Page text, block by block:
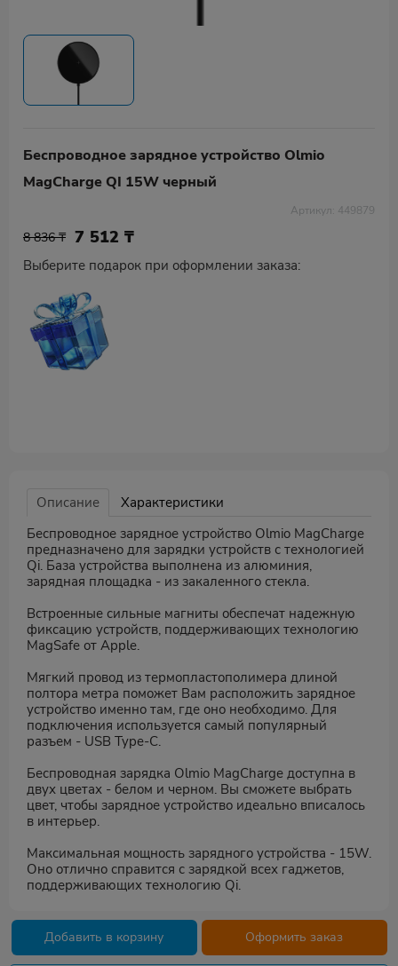
Беспроводное зарядное устройство Olmio
MagCharge QI 15W черный
Артикул: 449879
8 836 ₸ 7 512₸
Выберите подарок при оформлении заказа:
Описание
Характеристики
Беспроводное зарядное устройство Olmio MagCharge
предназначено для зарядки устройств с технологией
Qi. База устройства выполнена из алюминия,
зарядная площадка - из закаленного стекла.
Встроенные сильные магниты обеспечат надежную
фиксацию устройств, поддерживающих технологию
MagSafe от Apple.
Мягкий провод из термопластополимера длиной
полтора метра поможет Вам расположить зарядное
устройство именно там, где оно необходимо. Для
подключения используется самый популярный
разъем - USB Type-C.
Беспроводная зарядка Olmio MagCharge доступна в
двух цветах - белом и черном. Вы сможете выбрать
цвет, чтобы зарядное устройство идеально вписалось
в интерьер.
Максимальная мощность зарядного устройства - 15W.
Оно отлично справится с зарядкой всех гаджетов,
поддерживающих технологию Qi.
Добавить в корзину Оформить заказ